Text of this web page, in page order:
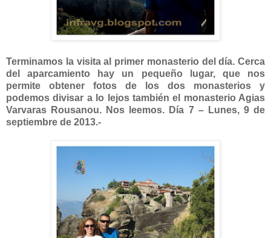
Terminamos la visita al primer monasterio del día. Cerca
del aparcamiento hay un pequeño lugar, que nos
permite obtener fotos de los dos monasterios y
podemos divisar a lo lejos también el monasterio Agias
Varvaras Rousanou. Nos leemos. Día 7 – Lunes, 9 de
septiembre de 2013.-